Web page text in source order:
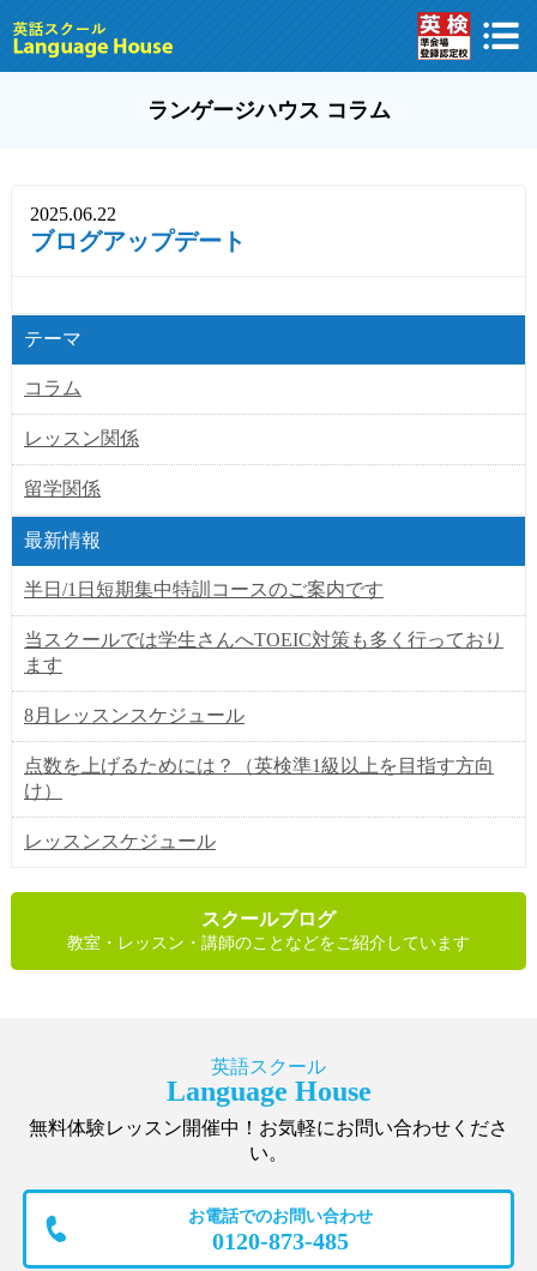
ランゲージハウス コラム
2025.06.22
ブログアップデート
テーマ
コラム
レッスン関係
留学関係
最新情報
半日/1日短期集中特訓コースのご案内です
当スクールでは学生さんへTOEIC対策も多く行っており
ます
8月レッスンスケジュール
点数を上げるためには？（英検準1級以上を目指す方向
け）
レッスンスケジュール
スクールブログ
教室・レッスン・講師のことなどをご紹介しています
英語スクール
Language House
無料体験レッスン開催中！お気軽にお問い合わせくださ
い。
お電話でのお問い合わせ
0120-873-485